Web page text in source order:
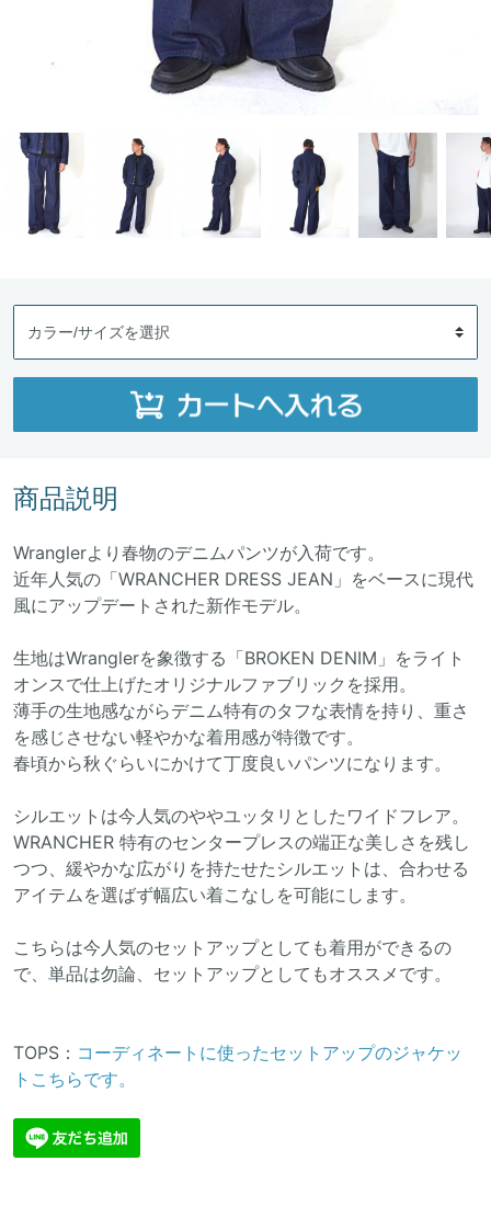
商品説明
Wranglerより春物のデニムパンツが入荷です。
近年人気の「WRANCHER DRESS JEAN」をベースに現代
風にアップデートされた新作モデル。
生地はWranglerを象徴する「BROKEN DENIM」をライト
オンスで仕上げたオリジナルファブリックを採用。
薄手の生地感ながらデニム特有のタフな表情を持り、重さ
を感じさせない軽やかな着用感が特徴です。
春頃から秋ぐらいにかけて丁度良いパンツになります。
シルエットは今人気のややユッタリとしたワイドフレア。
WRANCHER 特有のセンタープレスの端正な美しさを残し
つつ、緩やかな広がりを持たせたシルエットは、合わせる
アイテムを選ばず幅広い着こなしを可能にします。
こちらは今人気のセットアップとしても着用ができるの
で、単品は勿論、セットアップとしてもオススメです。
TOPS： コーディネートに使ったセットアップのジャケッ
トこちらです。